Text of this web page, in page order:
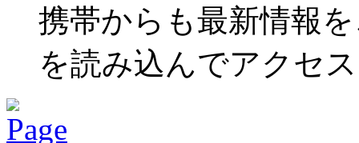
携帯からも最新情報
を読み込んでアクセ